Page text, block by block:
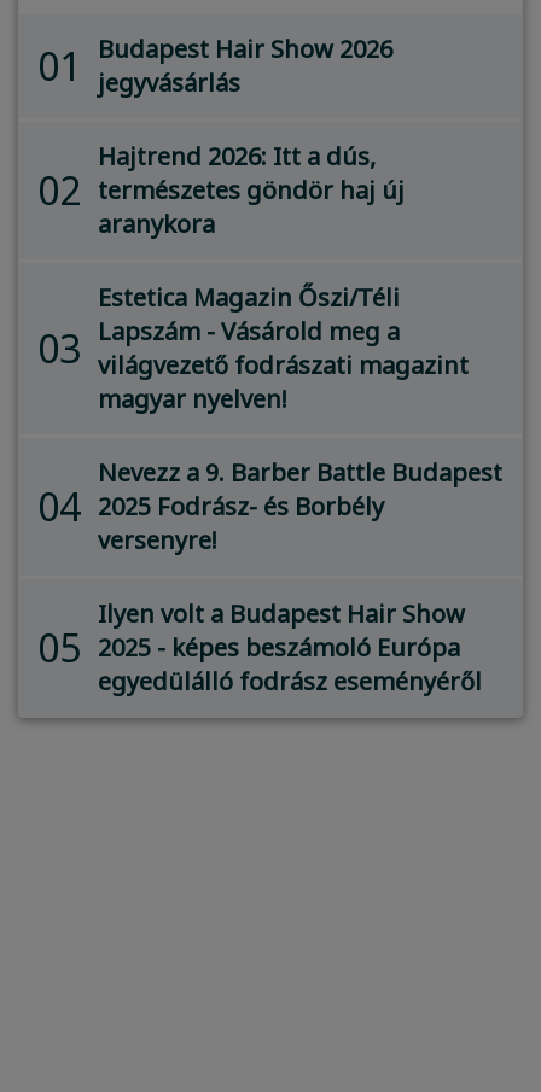
01
Budapest Hair Show 2026
jegyvásárlás
02
Hajtrend 2026: Itt a dús,
természetes göndör haj új
aranykora
03
Estetica Magazin Őszi/Téli
Lapszám - Vásárold meg a
világvezető fodrászati magazint
magyar nyelven!
04
Nevezz a 9. Barber Battle Budapest
2025 Fodrász- és Borbély
versenyre!
05
Ilyen volt a Budapest Hair Show
2025 - képes beszámoló Európa
egyedülálló fodrász eseményéről